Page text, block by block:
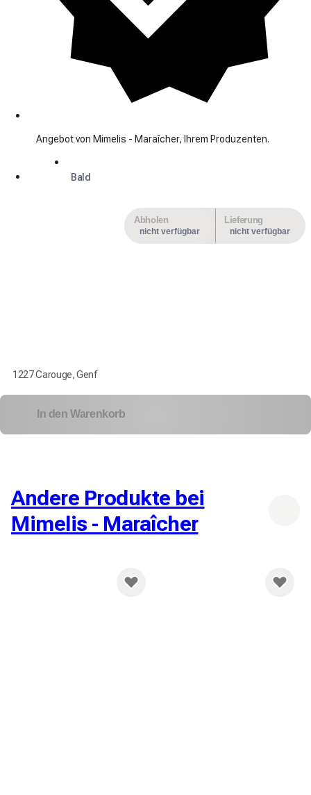
Angebot von Mimelis - Maraîcher, Ihrem Produzenten.
Bald
Abholen
nicht verfügbar
Lieferung
nicht verfügbar
1227 Carouge, Genf
In den Warenkorb
Andere Produkte bei
Mimelis - Maraîcher